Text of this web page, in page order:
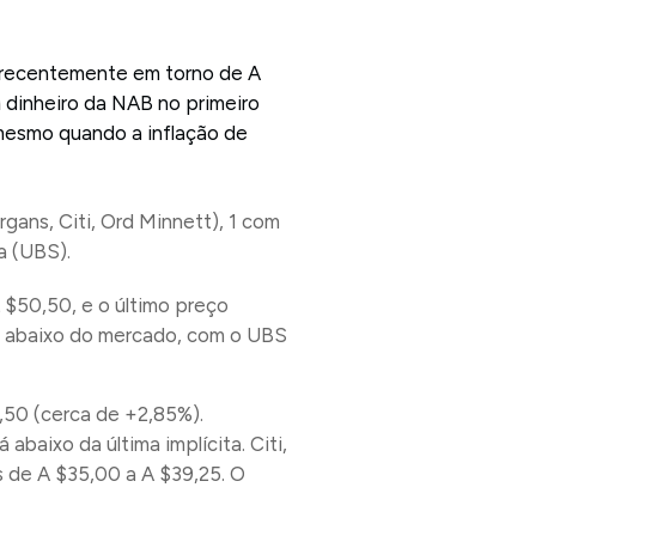
em torno de A
da NAB no primeiro
quando a inflação de
Citi, Ord Minnett), 1 com
(UBS).
$50,50, e o último preço
do mercado, com o UBS
(cerca de +2,85%).
abaixo da última implícita. Citi,
A $35,00 a A $39,25. O